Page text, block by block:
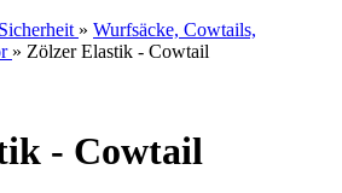
Sicherheit » Wurfsäcke, Cowtails,
» Zölzer Elastik - Cowtail
- Cowtail